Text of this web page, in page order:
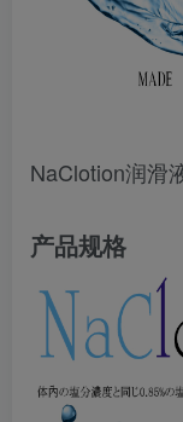
NaClotion润滑
产品规格